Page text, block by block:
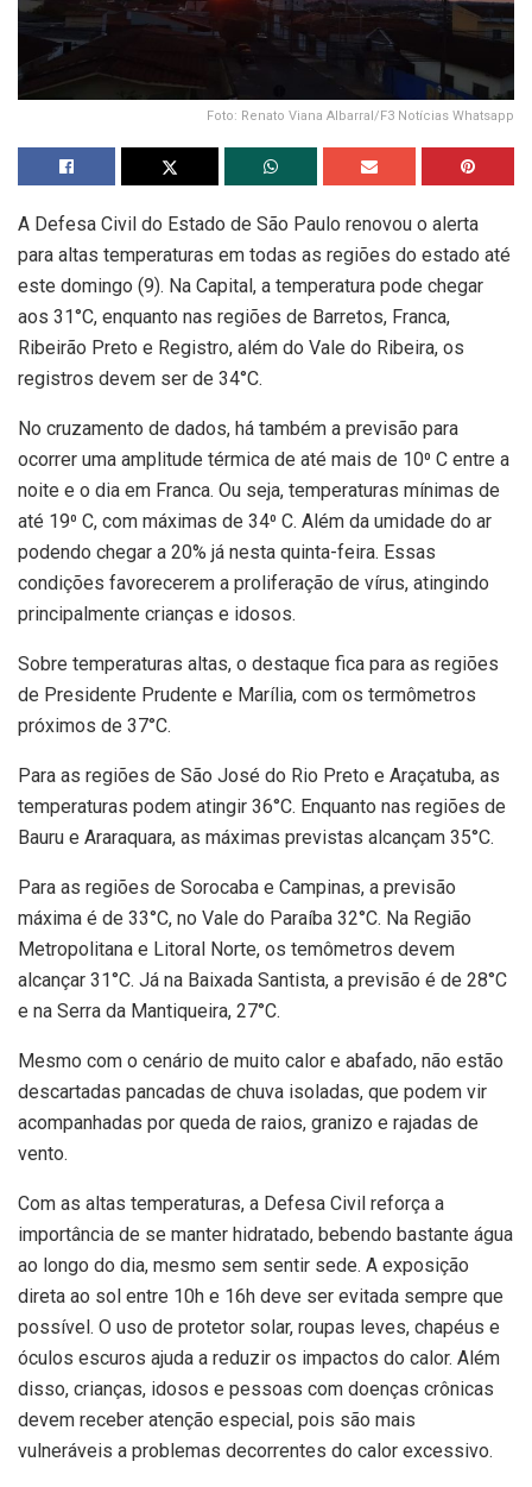
Foto: Renato Viana Albarral/F3 Notícias Whatsapp
A Defesa Civil do Estado de São Paulo renovou o alerta
para altas temperaturas em todas as regiões do estado até
este domingo (9). Na Capital, a temperatura pode chegar
aos 31°C, enquanto nas regiões de Barretos, Franca,
Ribeirão Preto e Registro, além do Vale do Ribeira, os
registros devem ser de 34°C.
No cruzamento de dados, há também a previsão para
ocorrer uma amplitude térmica de até mais de 10⁰ C entre a
noite e o dia em Franca. Ou seja, temperaturas mínimas de
até 19⁰ C, com máximas de 34⁰ C. Além da umidade do ar
podendo chegar a 20% já nesta quinta-feira. Essas
condições favorecerem a proliferação de vírus, atingindo
principalmente crianças e idosos.
Sobre temperaturas altas, o destaque fica para as regiões
de Presidente Prudente e Marília, com os termômetros
próximos de 37°C.
Para as regiões de São José do Rio Preto e Araçatuba, as
temperaturas podem atingir 36°C. Enquanto nas regiões de
Bauru e Araraquara, as máximas previstas alcançam 35°C.
Para as regiões de Sorocaba e Campinas, a previsão
máxima é de 33°C, no Vale do Paraíba 32°C. Na Região
Metropolitana e Litoral Norte, os temômetros devem
alcançar 31°C. Já na Baixada Santista, a previsão é de 28°C
e na Serra da Mantiqueira, 27°C.
Mesmo com o cenário de muito calor e abafado, não estão
descartadas pancadas de chuva isoladas, que podem vir
acompanhadas por queda de raios, granizo e rajadas de
vento.
Com as altas temperaturas, a Defesa Civil reforça a
importância de se manter hidratado, bebendo bastante água
ao longo do dia, mesmo sem sentir sede. A exposição
direta ao sol entre 10h e 16h deve ser evitada sempre que
possível. O uso de protetor solar, roupas leves, chapéus e
óculos escuros ajuda a reduzir os impactos do calor. Além
disso, crianças, idosos e pessoas com doenças crônicas
devem receber atenção especial, pois são mais
vulneráveis a problemas decorrentes do calor excessivo.